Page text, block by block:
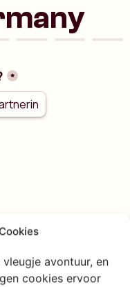
avontuur, en
cookies ervoor